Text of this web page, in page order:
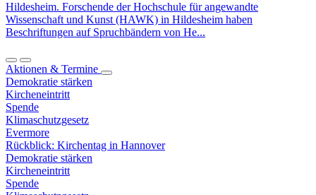
Hildesheim. Forschende der Hochschule für angewandte
Wissenschaft und Kunst (HAWK) in Hildesheim haben
Beschriftungen auf Spruchbändern von He...
Aktionen & Termine
Demokratie stärken
Kircheneintritt
Spende
Klimaschutzgesetz
Evermore
Rückblick: Kirchentag in Hannover
Demokratie stärken
Kircheneintritt
Spende